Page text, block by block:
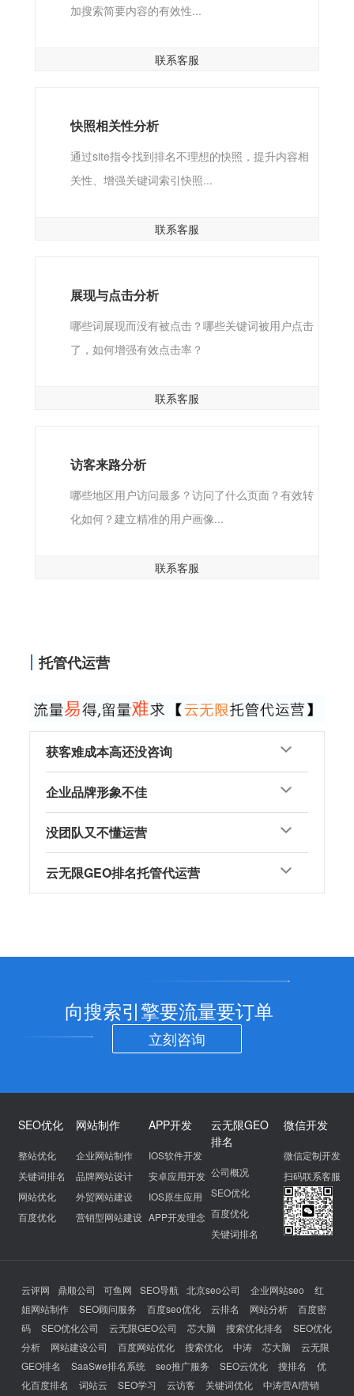
加搜索简要内容的有效性...
联系客服
快照相关性分析
通过site指令找到排名不理想的快照，提升内容相
关性、增强关键词索引快照...
联系客服
展现与点击分析
哪些词展现而没有被点击？哪些关键词被用户点击
了，如何增强有效点击率？
联系客服
访客来路分析
哪些地区用户访问最多？访问了什么页面？有效转
化如何？建立精准的用户画像...
联系客服
托管代运营
获客难成本高还没咨询
企业品牌形象不佳
没团队又不懂运营
云无限GEO排名托管代运营
向搜索引擎要流量要订单
立刻咨询
SEO优化
整站优化
关键词排名
网站优化
百度优化
网站制作
企业网站制作
品牌网站设计
外贸网站建设
营销型网站建设
APP开发
IOS软件开发
安卓应用开发
IOS原生应用
APP开发理念
云无限GEO
排名
公司概况
SEO优化
百度优化
关键词排名
微信开发
微信定制开发
扫码联系客服
云评网 鼎顺公司 可鱼网 SEO导航 北京seo公司 企业网站seo
红
姐网站制作
SEO顾问服务 百度seo优化 云排名 网站分析
百度密
码
SEO优化公司 云无限GEO公司 芯大脑 搜索优化排名
SEO优化
分析
网站建设公司 百度网站优化 搜索优化 中涛 芯大脑
云无限
GEO排名
SaaSwe排名系统 seo推广服务 SEO云优化 搜排名
优
化百度排名
词站云 SEO学习 云访客 关键词优化 中涛营AI营销